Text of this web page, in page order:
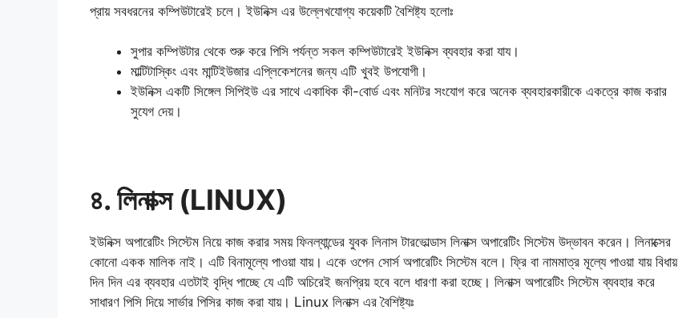
প্রায় সবধরনের কম্পিউটারেই চলে। ইউনিক্স এর উল্লেখযোগ্য কয়েকটি বৈশিষ্ট্য হলোঃ
সুপার কম্পিউটার থেকে শুরু করে পিসি পর্যন্ত সকল কম্পিউটারেই ইউনিক্স ব্যবহার করা যায।
মাল্টিটাস্কিং এবং মান্টিইউজার এপ্লিকেশনের জন্য এটি খুবই উপযোগী।
ইউনিক্স একটি সিঙ্গেল সিপিইউ এর সাথে একাধিক কী-বোর্ড এবং মনিটর সংযােগ করে অনেক ব্যবহারকারীকে একত্রে কাজ করার
সুযেগ দেয়।
৪. লিনাক্স (LINUX)
ইউনিক্স অপারেটিং সিস্টেম নিয়ে কাজ করার সময় ফিনল্যান্ডের যুবক লিনাস টারভোল্ডাস লিনাক্স অপারেটিং সিস্টেম উদ্ভাবন করেন। লিনাক্সের
কোনো একক মালিক নাই। এটি বিনামূল্যে পাওয়া যায়। একে ওপেন সোর্স অপারেটিং সিস্টেম বলে। ফ্রি বা নামমাত্র মূল্যে পাওয়া যায় বিধায়
দিন দিন এর ব্যবহার এতটাই বৃদ্ধি পাচ্ছে যে এটি অচিরেই জনপ্রিয় হবে বলে ধারণা করা হচ্ছে। লিনাক্স অপারেটিং সিস্টেম ব্যবহার করে
সাধারণ পিসি দিয়ে সার্ভার পিসির কাজ করা যায়। Linux লিনাক্স এর বৈশিষ্ট্যঃ